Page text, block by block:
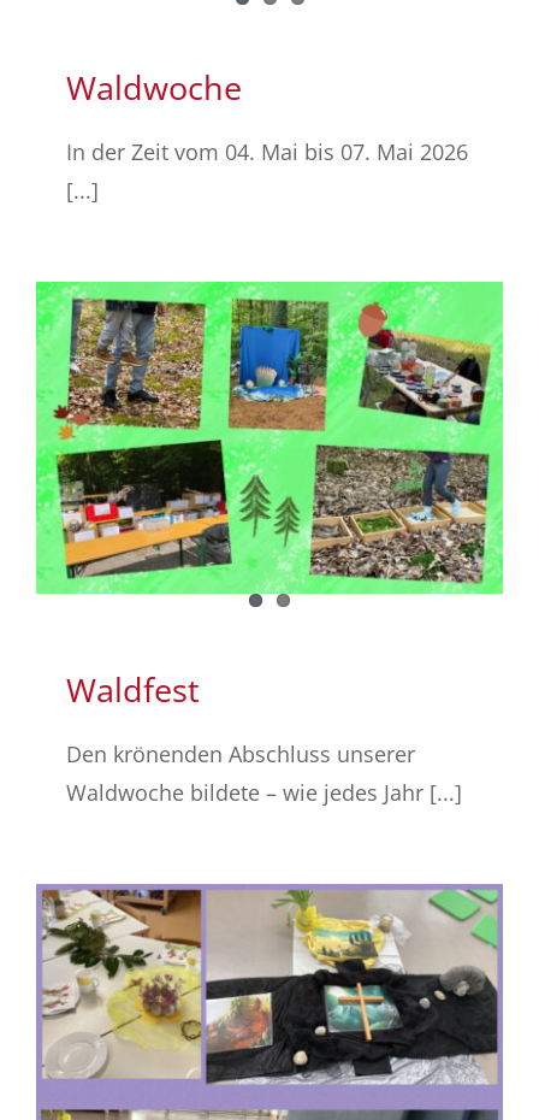
Waldwoche
In der Zeit vom 04. Mai bis 07. Mai 2026
[...]
Waldfest
Den krönenden Abschluss unserer
Waldwoche bildete – wie jedes Jahr [...]